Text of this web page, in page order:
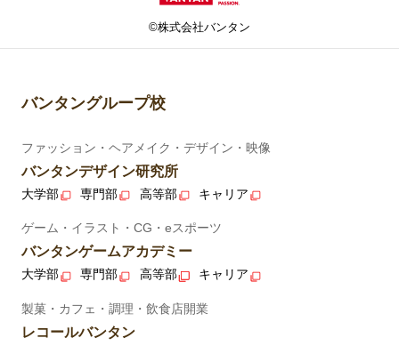
©株式会社バンタン
バンタングループ校
ファッション・ヘアメイク・デザイン・映像
バンタンデザイン研究所
大学部 専門部 高等部 キャリア
ゲーム・イラスト・CG・eスポーツ
バンタンゲームアカデミー
大学部 専門部 高等部 キャリア
製菓・カフェ・調理・飲食店開業
レコールバンタン